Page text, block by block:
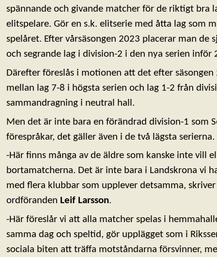
spännande och givande matcher för de riktigt bra
elitspelare. Gör en s.k. elitserie med åtta lag som
spelåret. Efter vårsäsongen 2023 placerar man de
och segrande lag i division-2 i den nya serien inför
Därefter föreslås i motionen att det efter
mellan lag 7-8 i högsta serien och lag 1-2 från
sammandragning i neutral hall.
Men det är inte bara en förändrad division-1 som
förespråkar, det gäller även i de två lägsta serierna.
-Här finns många av de äldre som kanske inte vill
bortamatcherna. Det är inte bara i Landskrona vi
med flera klubbar som upplever detsamma,
ordföranden Leif Larsson.
-Här föreslår vi att alla matcher spelas i
samma dag och speltid, gör upplägget som i
sociala biten att träffa motståndarna försvinner,